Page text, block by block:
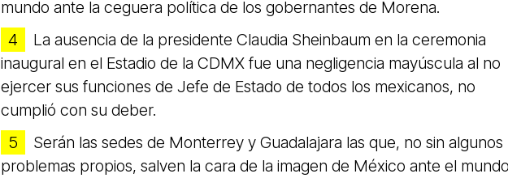
mundo ante la ceguera política de los gobernantes de Morena.
La ausencia de la presidente Claudia Sheinbaum en la ceremonia
inaugural en el Estadio de la CDMX fue una negligencia mayúscula al no
ejercer sus funciones de Jefe de Estado de todos los mexicanos, no
cumplió con su deber.
Serán las sedes de Monterrey y Guadalajara las que, no sin algunos
problemas propios, salven la cara de la imagen de México ante el